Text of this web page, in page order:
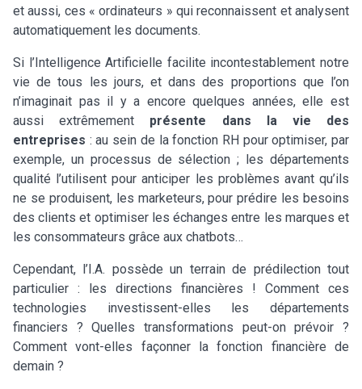
et aussi, ces « ordinateurs » qui reconnaissent et analysent
automatiquement les documents.
Si l’Intelligence Artificielle facilite incontestablement notre
vie de tous les jours, et dans des proportions que l’on
n’imaginait pas il y a encore quelques années, elle est
aussi extrêmement présente dans la vie des
entreprises : au sein de la fonction RH pour optimiser, par
exemple, un processus de sélection ; les départements
qualité l’utilisent pour anticiper les problèmes avant qu’ils
ne se produisent, les marketeurs, pour prédire les besoins
des clients et optimiser les échanges entre les marques et
les consommateurs grâce aux chatbots…
Cependant, l’I.A. possède un terrain de prédilection tout
particulier : les directions financières ! Comment ces
technologies investissent-elles les départements
financiers ? Quelles transformations peut-on prévoir ?
Comment vont-elles façonner la fonction financière de
demain ?